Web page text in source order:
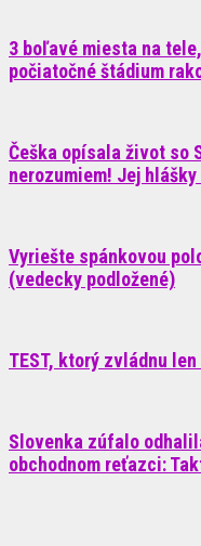
3 boľavé miesta na
počiatočné štádium
Češka opísala život so
nerozumiem! Jej
Vyriešte spánkovou
(vedecky podložené)
TEST, ktorý zvládnu
Slovenka zúfalo
obchodnom reťazci: